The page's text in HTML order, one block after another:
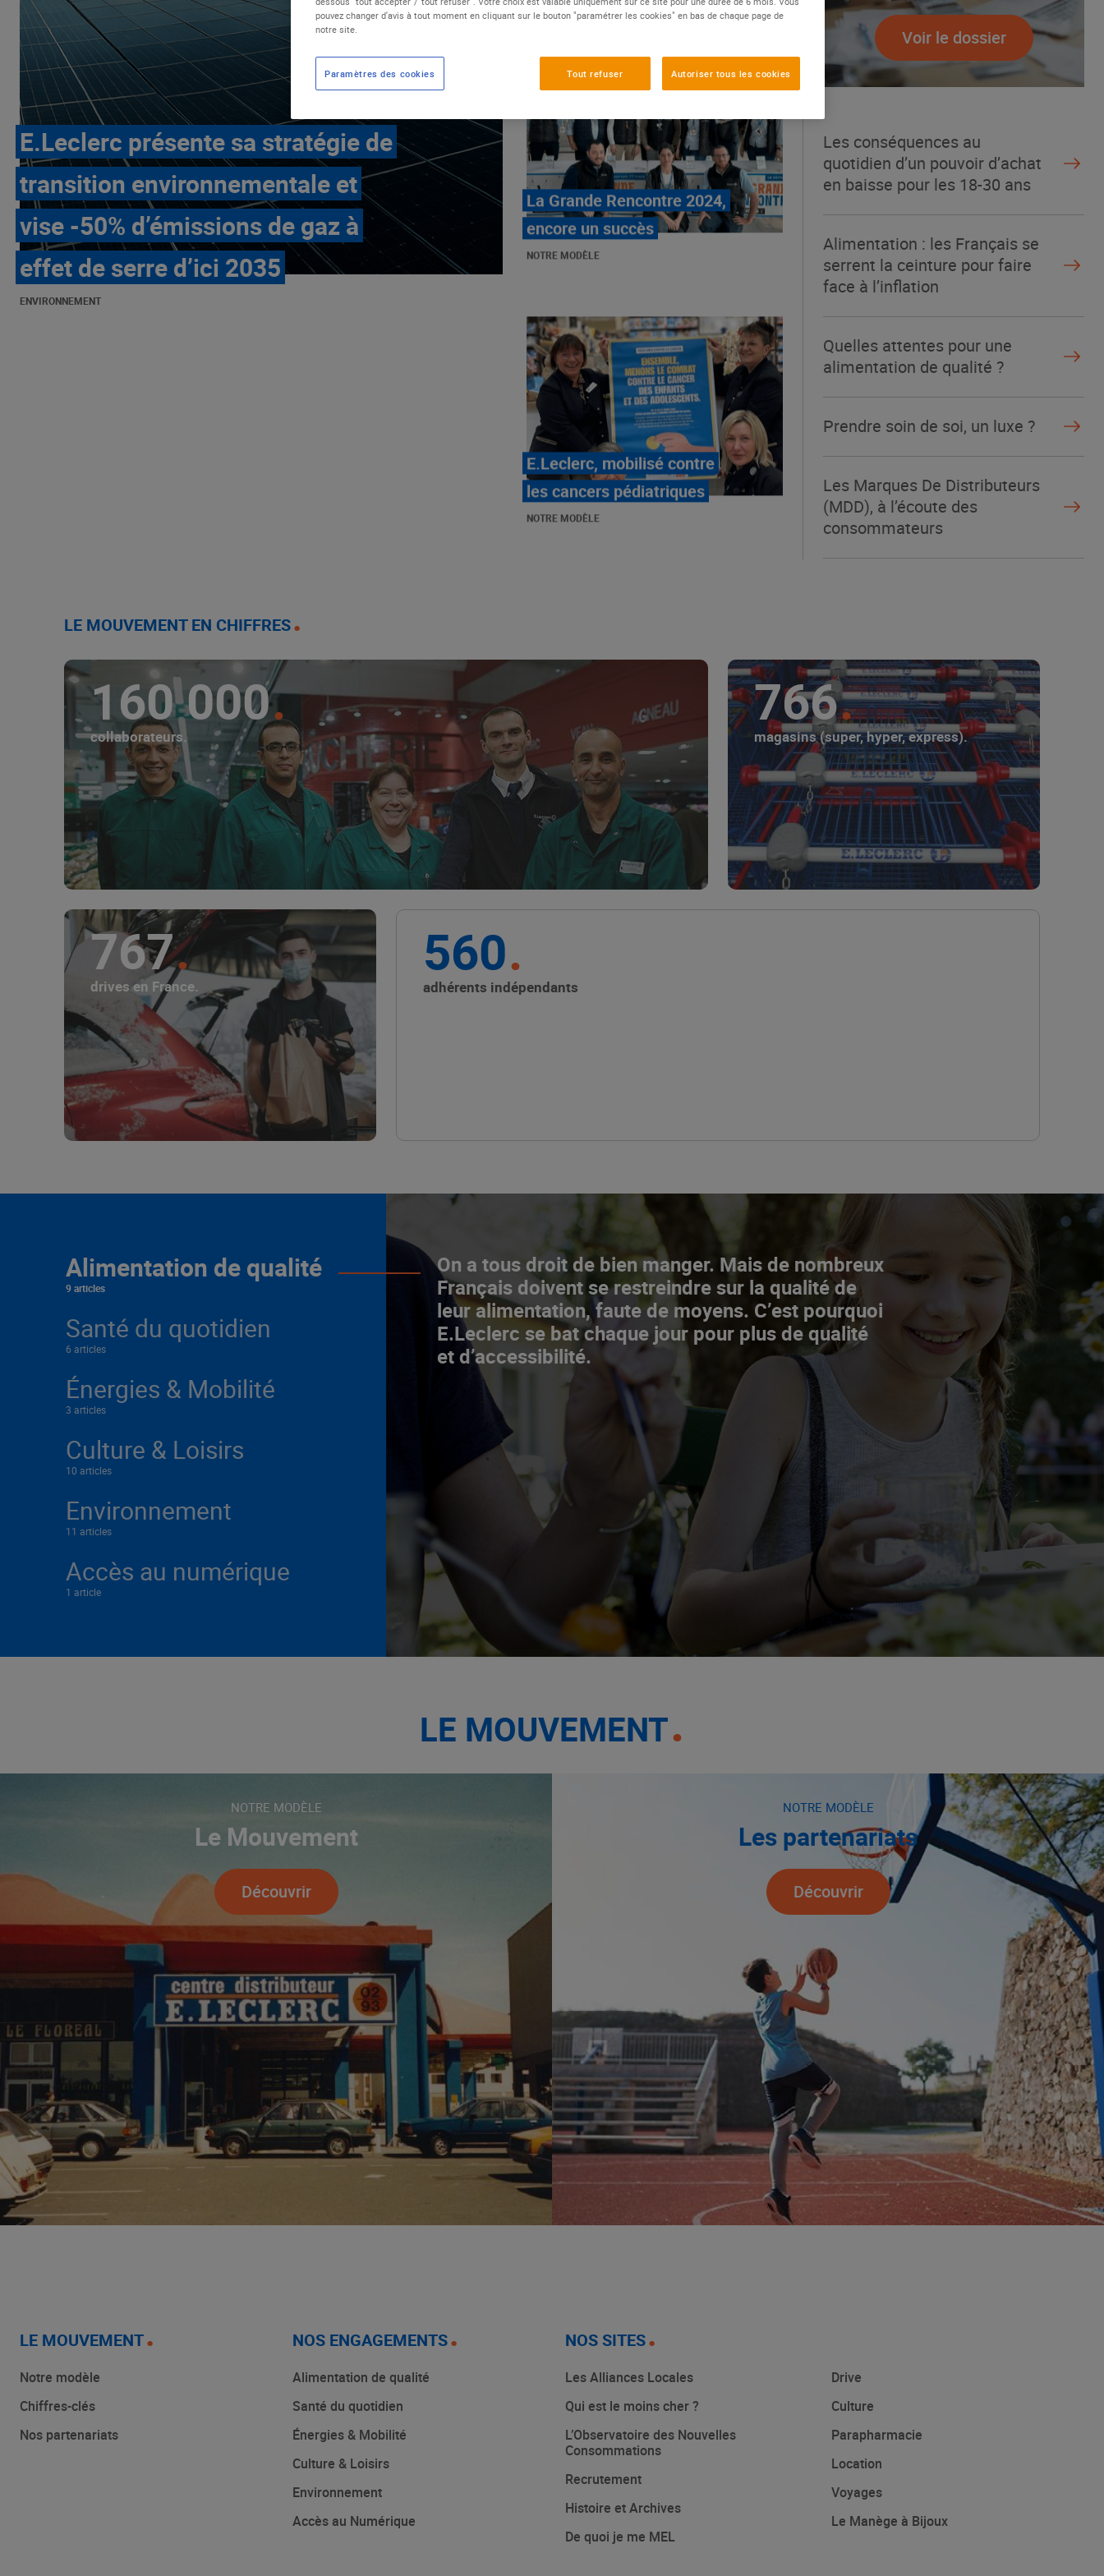
E.Leclerc présente sa stratégie de
transition environnementale et
vise -50% d’émissions de gaz à
effet de serre d’ici 2035
ENVIRONNEMENT
E.Leclerc, mobilisé contre
les cancers pédiatriques
NOTRE MODÈLE
LE MOUVEMENT
E.LECLERC ET SES
COMBATS
NOTRE MODÈLE
« Repérage » - La nouvelle
revue de tendances de
Marque Repère
ALIMENTATION DE QUALITÉ
producteurs avec les
L’ascenceur social
fonctionne chez E.Leclerc !
NOTRE MODÈLE
La Grande Rencontre 2024,
Voir le dossier
Les conséquences au
quotidien d’un pouvoir d’achat
en baisse pour les 18-30 ans
Alimentation : les Français se
serrent la ceinture pour faire
face à l’inflation
Quelles attentes pour une
alimentation de qualité ?
Prendre soin de soi, un luxe ?
Les Marques De Distributeurs
(MDD), à l’écoute des
consommateurs
LE MOUVEMENT EN CHIFFRES
160 000
collaborateurs.
766
magasins (super, hyper, express).
767
drives en France.
560
adhérents indépendants
Alimentation de qualité
9 articles
On a tous droit de bien manger. Mais de nombreux
Français doivent se restreindre sur la qualité de
leur alimentation, faute de moyens. C’est pourquoi
E.Leclerc se bat chaque jour pour plus de qualité
et d’accessibilité.
Santé du quotidien
6 articles
Énergies & Mobilité
3 articles
Culture & Loisirs
10 articles
Environnement
11 articles
Accès au numérique
1 article
LE MOUVEMENT
NOTRE MODÈLE
Le Mouvement
Découvrir
NOTRE MODÈLE
Les partenariats
Découvrir
LE MOUVEMENT
Notre modèle
Chiffres-clés
Nos partenariats
NOS ENGAGEMENTS
Alimentation de qualité
Santé du quotidien
Énergies & Mobilité
Culture & Loisirs
Environnement
Accès au Numérique
NOS SITES
Les Alliances Locales
Qui est le moins cher ?
L’Observatoire des Nouvelles
Consommations
Recrutement
Histoire et Archives
De quoi je me MEL
Drive
Culture
Parapharmacie
Location
Voyages
Le Manège à Bijoux
pouvez changer d'avis à tout moment en cliquant sur le bouton "paramétrer les cookies" en bas de chaque page de
notre site.
Tout refuser Autoriser tous les cookies
Paramètres des cookies